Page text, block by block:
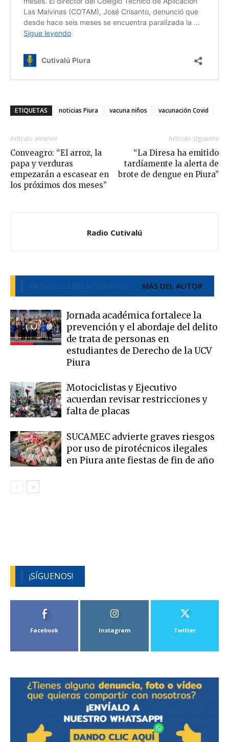
ETIQUETAS noticias Piura vacuna niños vacunación Covid
Artículo anterior
Conveagro: “El arroz, la
papa y verduras
empezarán a escasear en
los próximos dos meses”
Artículo siguiente
“La Diresa ha emitido
tardíamente la alerta de
brote de dengue en Piura”
Radio Cutivalú
ARTÍCULOS RELACIONADOS MÁS DEL AUTOR
Jornada académica fortalece la
prevención y el abordaje del delito
de trata de personas en
estudiantes de Derecho de la UCV
Piura
Motociclistas y Ejecutivo
acuerdan revisar restricciones y
falta de placas
SUCAMEC advierte graves riesgos
por uso de pirotécnicos ilegales
en Piura ante fiestas de fin de año
¡SÍGUENOS!